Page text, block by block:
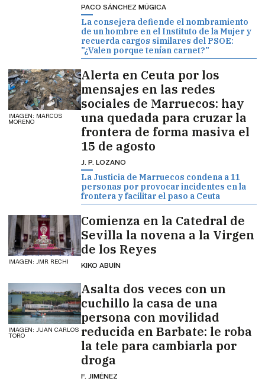
PACO SÁNCHEZ MÚGICA
La consejera defiende el nombramiento
de un hombre en el Instituto de la Mujer y
recuerda cargos similares del PSOE:
"¿Valen porque tenían carnet?"
IMAGEN: MARCOS
MORENO
Alerta en Ceuta por los
mensajes en las redes
sociales de Marruecos: hay
una quedada para cruzar la
frontera de forma masiva el
15 de agosto
J. P. LOZANO
La Justicia de Marruecos condena a 11
personas por provocar incidentes en la
frontera y facilitar el paso a Ceuta
IMAGEN: JMR RECHI
Comienza en la Catedral de
Sevilla la novena a la Virgen
de los Reyes
KIKO ABUÍN
IMAGEN: JUAN CARLOS
TORO
Asalta dos veces con un
cuchillo la casa de una
persona con movilidad
reducida en Barbate: le roba
la tele para cambiarla por
droga
F. JIMÉNEZ